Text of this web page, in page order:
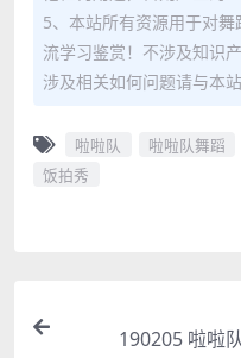
5、本站所有资源用于对
流学习鉴赏！不涉及知识
涉及相关如何问题请与本
啦啦队 啦啦队舞蹈
饭拍秀
190205 啦啦